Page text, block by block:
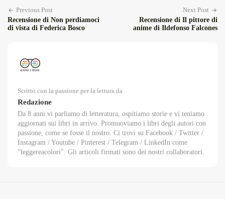
Previous Post
Recensione di Non perdiamoci
di vista di Federica Bosco
Next Post
Recensione di Il pittore di
anime di Ildefonso Falcones
Scritto con la passione per la lettura da
Redazione
Da 8 anni vi parliamo di letteratura, ospitiamo storie e vi teniamo
aggiornati sui libri in arrivo. Promuoviamo i libri degli autori con
passione, come se fosse il nostro. Ci trovi su Facebook / Twitter /
Instagram / Youtube / Pinterest / Telegram / LinkedIn come
"leggereacolori". Gli articoli firmati sono dei nostri collaboratori.